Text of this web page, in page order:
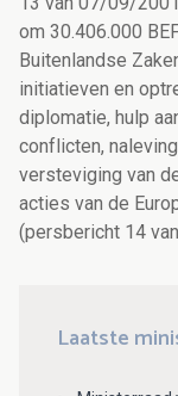
om 30.406.000
Buitenlandse
initiatieven en
diplomatie, hulp
conflicten,
versteviging van
acties van de
(persbericht 14
Laatste